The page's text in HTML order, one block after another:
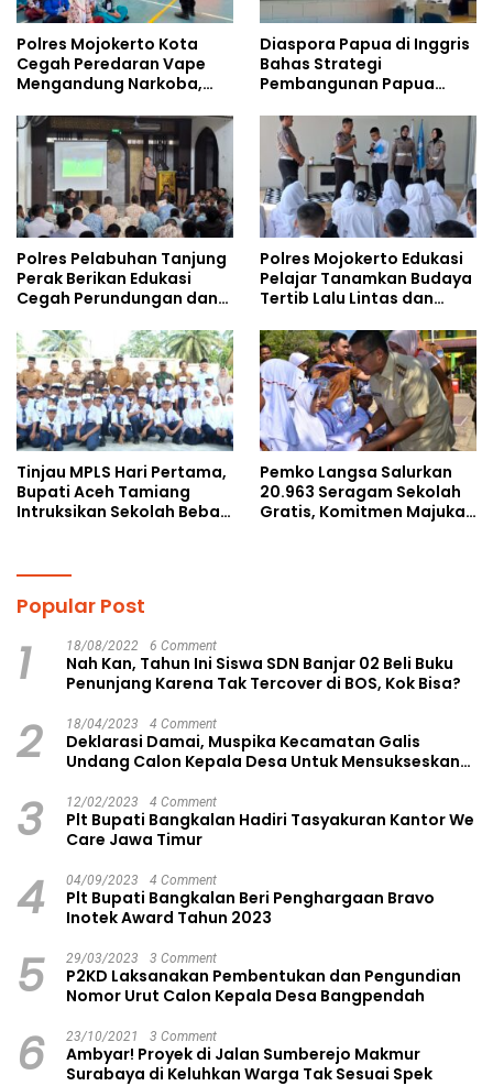
Polres Mojokerto Kota
Cegah Peredaran Vape
Mengandung Narkoba,
Kalangan Remaja
Diaspora Papua di Inggris
Bahas Strategi
Pembangunan Papua
Doktoral Internasional
Polres Pelabuhan Tanjung
Perak Berikan Edukasi
Cegah Perundungan dan
kepada Pelajar MPLS
Polres Mojokerto Edukasi
Pelajar Tanamkan Budaya
Tertib Lalu Lintas dan
Tinjau MPLS Hari Pertama,
Bupati Aceh Tamiang
Intruksikan Sekolah Bebas
Pemko Langsa Salurkan
20.963 Seragam Sekolah
Gratis, Komitmen Majukan
Popular Post
1 18/08/2022 6 Comment
Nah Kan, Tahun Ini Siswa SDN Banjar 02 Beli Buku
Penunjang Karena Tak Tercover di BOS, Kok Bisa?
2 18/04/2023 4 Comment
Deklarasi Damai, Muspika Kecamatan Galis
Undang Calon Kepala Desa Untuk Mensukseskan
3 12/02/2023 4 Comment
Plt Bupati Bangkalan Hadiri Tasyakuran Kantor We
Care Jawa Timur
4 04/09/2023 4 Comment
Plt Bupati Bangkalan Beri Penghargaan Bravo
Inotek Award Tahun 2023
5 29/03/2023 3 Comment
P2KD Laksanakan Pembentukan dan Pengundian
Nomor Urut Calon Kepala Desa Bangpendah
6 23/10/2021 3 Comment
Ambyar! Proyek di Jalan Sumberejo Makmur
Surabaya di Keluhkan Warga Tak Sesuai Spek